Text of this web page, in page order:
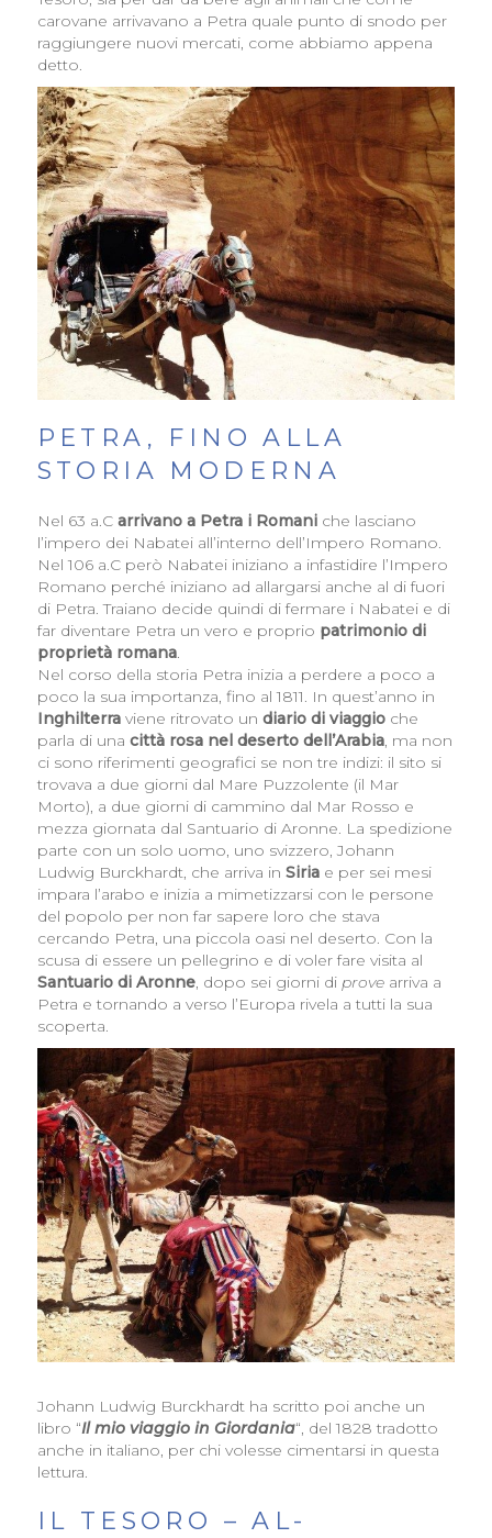
carovane arrivavano a Petra quale punto di snodo per
raggiungere nuovi mercati, come abbiamo appena
detto.
PETRA, FINO ALLA
STORIA MODERNA
Nel 63 a.C arrivano a Petra i Romaniche lasciano
l’impero dei Nabatei all’interno dell’Impero Romano.
Nel 106 a.C però Nabatei iniziano a infastidire l’Impero
Romano perché iniziano ad allargarsi anche al di fuori
di Petra. Traiano decide quindi di fermare i Nabatei e di
far diventare Petra un vero e proprio patrimonio di
proprietà romana.
Nel corso della storia Petra inizia a perdere a poco a
poco la sua importanza, fino al 1811. In quest’anno in
Inghilterraviene ritrovato un diario di viaggioche
parla di una città rosa nel deserto dell’Arabia, ma non
ci sono riferimenti geografici se non tre indizi: il sito si
trovava a due giorni dal Mare Puzzolente (il Mar
Morto), a due giorni di cammino dal Mar Rosso e
mezza giornata dal Santuario di Aronne. La spedizione
parte con un solo uomo, uno svizzero, Johann
Ludwig Burckhardt, che arriva in Siriae per sei mesi
impara l’arabo e inizia a mimetizzarsi con le persone
del popolo per non far sapere loro che stava
cercando Petra, una piccola oasi nel deserto. Con la
scusa di essere un pellegrino e di voler fare visita al
Santuario di Aronne, dopo sei giorni di provearriva a
Petra e tornando a verso l’Europa rivela a tutti la sua
scoperta.
Johann Ludwig Burckhardt ha scritto poi anche un
libro “Il mio viaggio in Giordania“, del 1828 tradotto
anche in italiano, per chi volesse cimentarsi in questa
lettura.
IL TESORO – AL-